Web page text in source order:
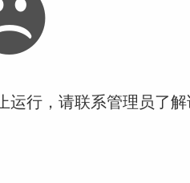
运行，请联系管理员了